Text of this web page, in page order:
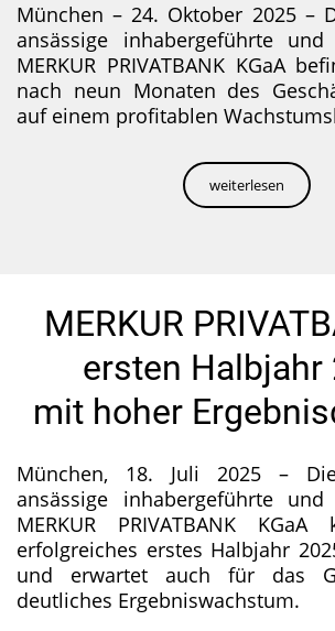
München – 24. Oktober 2025 –
ansässige inhabergeführte und
MERKUR PRIVATBANK KGaA
nach neun Monaten des
auf einem profitablen
weiterlesen
MERKUR
ersten Halbjahr
mit hoher
München, 18. Juli 2025 –
ansässige inhabergeführte und
MERKUR PRIVATBANK
erfolgreiches erstes Halbjahr
und erwartet auch für das
deutliches Ergebniswachstum.